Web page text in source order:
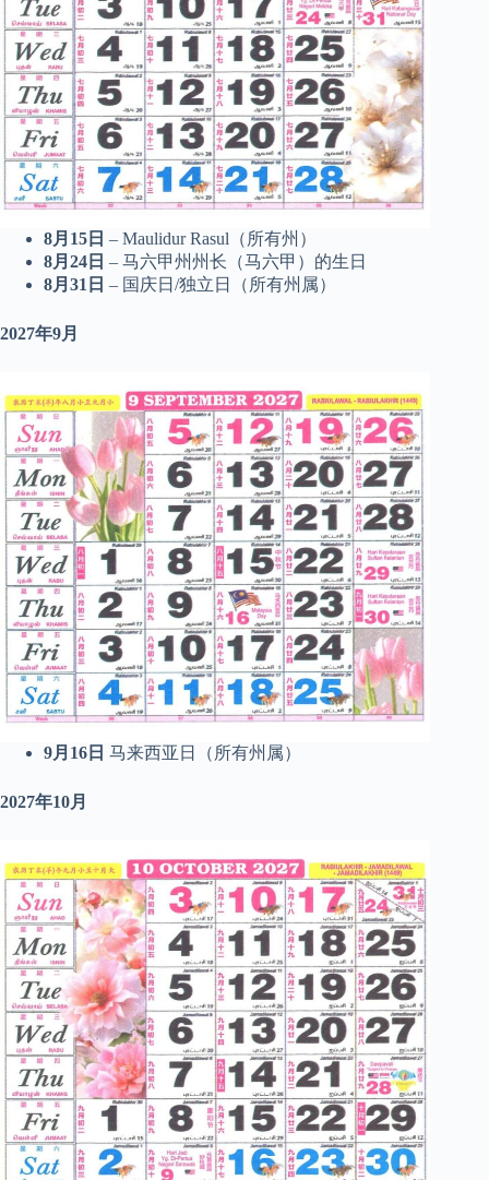
8月15日 – Maulidur Rasul（所有州）
8月24日 – 马六甲州州长（马六甲）的生日
8月31日 – 国庆日/独立日（所有州属）
2027年9月
9月16日 马来西亚日（所有州属）
2027年10月